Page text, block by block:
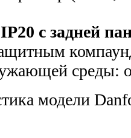
IP20 с задней
среды:
модели